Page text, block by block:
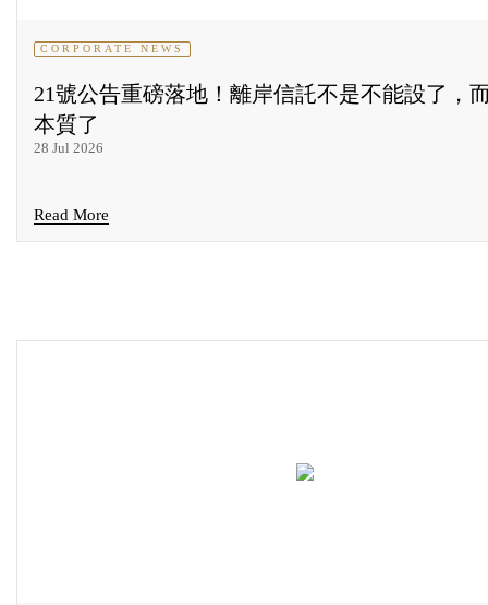
CORPORATE NEWS
21號公告重磅落地！離岸信託不是不能設了，
本質了
28 Jul 2026
Read More